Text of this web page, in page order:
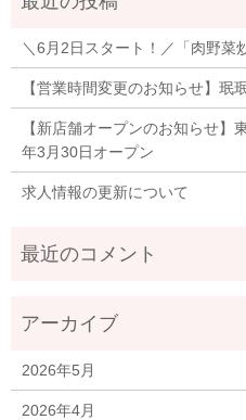
＼6月2日スタート！／「肉野菜
【営業時間変更のお知らせ】珉
【新店舗オープンのお知らせ】
年3月30日オープン
求人情報の更新について
2026年5月
2026年4月